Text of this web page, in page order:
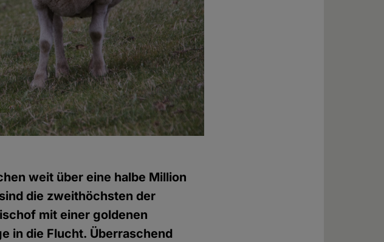
weit über eine halbe Million
die zweithöchsten der
mit einer goldenen
in die Flucht. Überraschend